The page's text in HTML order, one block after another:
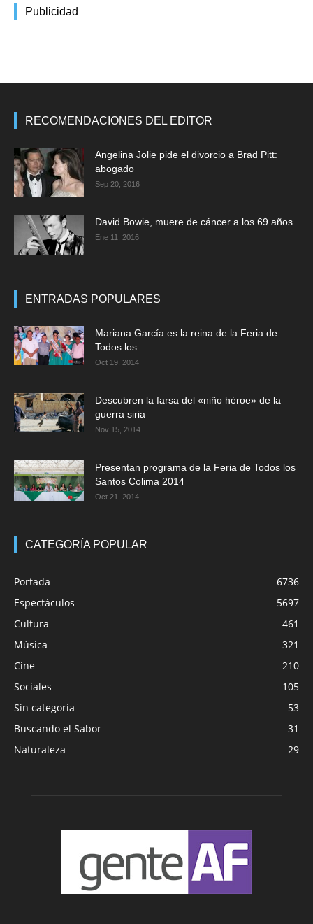
Publicidad
RECOMENDACIONES DEL EDITOR
Angelina Jolie pide el divorcio a Brad Pitt:
abogado
Sep 20, 2016
David Bowie, muere de cáncer a los 69 años
Ene 11, 2016
ENTRADAS POPULARES
Mariana García es la reina de la Feria de
Todos los...
Oct 19, 2014
Descubren la farsa del «niño héroe» de la
guerra siria
Nov 15, 2014
Presentan programa de la Feria de Todos los
Santos Colima 2014
Oct 21, 2014
CATEGORÍA POPULAR
Portada
6736
Espectáculos
5697
Cultura
461
Música
321
Cine
210
Sociales
105
Sin categoría
53
Buscando el Sabor
31
Naturaleza
29